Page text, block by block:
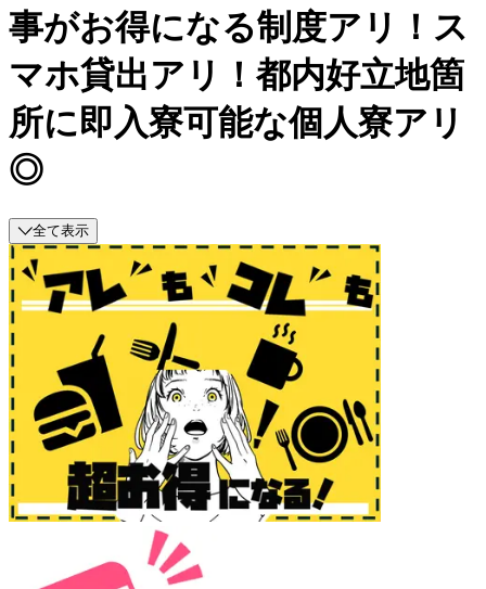
事がお得になる制度アリ！ス
マホ貸出アリ！都内好立地箇
所に即入寮可能な個人寮アリ
◎
全て表示